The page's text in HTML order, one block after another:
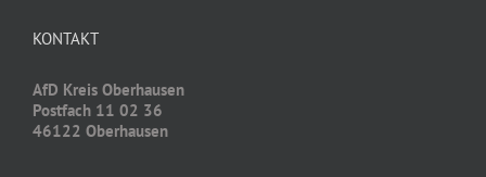
KONTAKT
AfD Kreis Oberhausen
Postfach 11 02 36
46122 Oberhausen